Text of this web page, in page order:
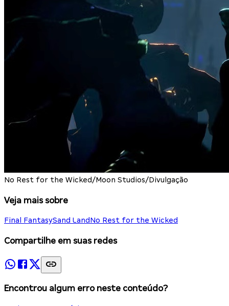
No Rest for the Wicked/Moon Studios/Divulgação
Veja mais sobre
Final FantasySand LandNo Rest for the Wicked
Compartilhe em suas redes
Encontrou algum erro neste conteúdo?